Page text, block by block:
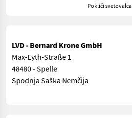
Pokliči svetovalca
LVD - Bernard Krone GmbH
Max-Eyth-Straße 1
48480 - Spelle
Spodnja Saška Nemčija